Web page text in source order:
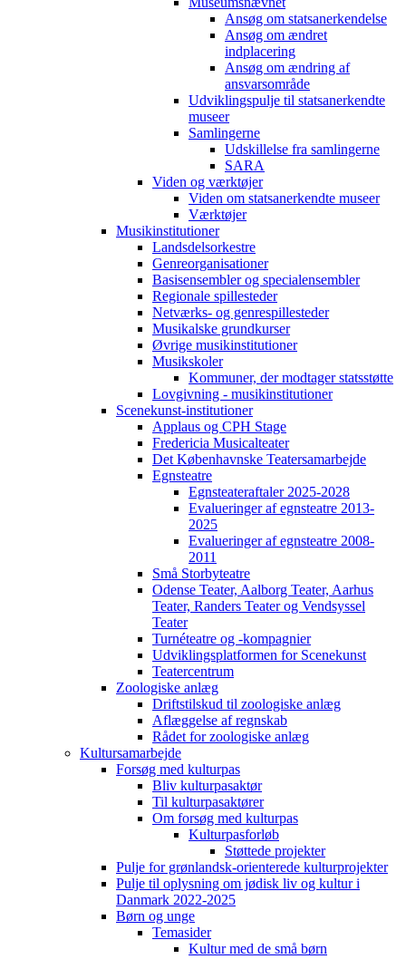
Ansøg om statsanerkendelse
Ansøg om ændret
indplacering
Ansøg om ændring af
ansvarsområde
Udviklingspulje til statsanerkendte
museer
Samlingerne
Udskillelse fra samlingerne
SARA
Viden og værktøjer
Viden om statsanerkendte museer
Værktøjer
Musikinstitutioner
Landsdelsorkestre
Genreorganisationer
Basisensembler og specialensembler
Regionale spillesteder
Netværks- og genrespillesteder
Musikalske grundkurser
Øvrige musikinstitutioner
Musikskoler
Kommuner, der modtager statsstøtte
Lovgivning - musikinstitutioner
Scenekunst-institutioner
Applaus og CPH Stage
Fredericia Musicalteater
Det Københavnske Teatersamarbejde
Egnsteatre
Egnsteateraftaler 2025-2028
Evalueringer af egnsteatre 2013-
2025
Evalueringer af egnsteatre 2008-
2011
Små Storbyteatre
Odense Teater, Aalborg Teater, Aarhus
Teater, Randers Teater og Vendsyssel
Teater
Turnéteatre og -kompagnier
Udviklingsplatformen for Scenekunst
Teatercentrum
Zoologiske anlæg
Driftstilskud til zoologiske anlæg
Aflæggelse af regnskab
Rådet for zoologiske anlæg
Kultursamarbejde
Forsøg med kulturpas
Bliv kulturpasaktør
Til kulturpasaktører
Om forsøg med kulturpas
Kulturpasforløb
Støttede projekter
Pulje for grønlandsk-orienterede kulturprojekter
Pulje til oplysning om jødisk liv og kultur i
Danmark 2022-2025
Børn og unge
Temasider
Kultur med de små børn